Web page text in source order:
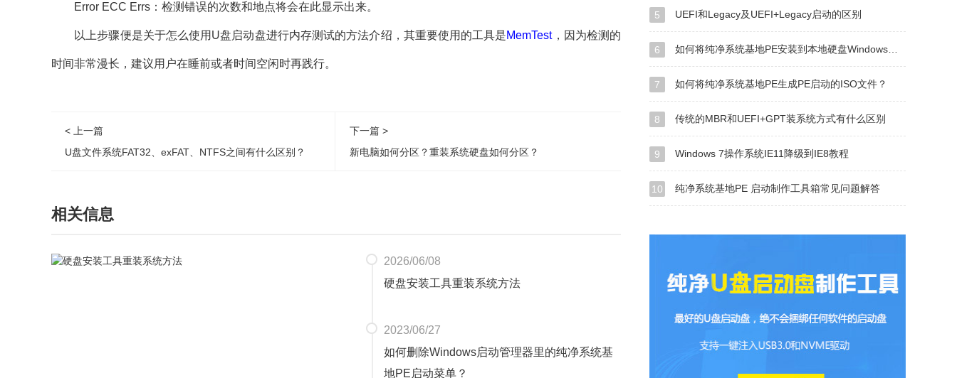
Error ECC Errs：检测错误的次数和地点将会在此显示出来。
以上步骤便是关于怎么使用U盘启动盘进行内存测试的方法介绍，其重要使用的工具是MemTest，因为检测的
时间非常漫长，建议用户在睡前或者时间空闲时再践行。
< 上一篇
U盘文件系统FAT32、exFAT、NTFS之间有什么区别？
下一篇 >
新电脑如何分区？重装系统硬盘如何分区？
相关信息
2026/06/08
硬盘安装工具重装系统方法
2023/06/27
如何删除Windows启动管理器里的纯净系统基
地PE启动菜单？
5 UEFI和Legacy及UEFI+Legacy启动的区别
6 如何将纯净系统基地PE安装到本地硬盘Windows启动管理器？
7 如何将纯净系统基地PE生成PE启动的ISO文件？
8 传统的MBR和UEFI+GPT装系统方式有什么区别
9 Windows 7操作系统IE11降级到IE8教程
10 纯净系统基地PE 启动制作工具箱常见问题解答